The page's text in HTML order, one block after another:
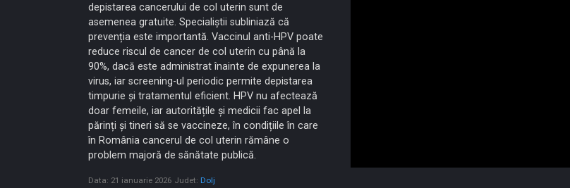
depistarea cancerului de col uterin sunt de
asemenea gratuite. Specialiștii subliniază că
prevenția este importantă. Vaccinul anti-HPV poate
reduce riscul de cancer de col uterin cu până la
90%, dacă este administrat înainte de expunerea la
virus, iar screening-ul periodic permite depistarea
timpurie și tratamentul eficient. HPV nu afectează
doar femeile, iar autoritățile și medicii fac apel la
părinți și tineri să se vaccineze, în condițiile în care
în România cancerul de col uterin rămâne o
problem majoră de sănătate publică.
Data: 21 ianuarie 2026 Judet: Dolj